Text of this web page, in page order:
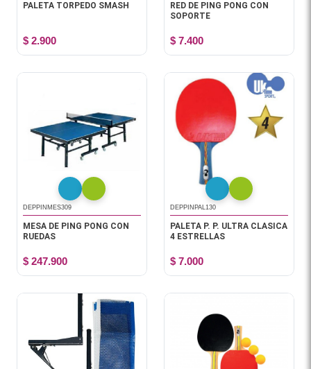
PALETA TORPEDO SMASH
$ 2.900
RED DE PING PONG CON
SOPORTE
$ 7.400
DEPPINMES309
MESA DE PING PONG CON
RUEDAS
$ 247.900
DEPPINPAL130
PALETA P. P. ULTRA CLASICA
4 ESTRELLAS
$ 7.000